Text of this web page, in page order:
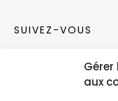
aux
SUIVEZ-VOUS
Rejoignez notre